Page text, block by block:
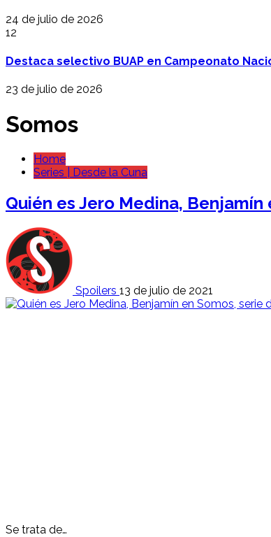
24 de julio de 2026
12
Destaca selectivo BUAP en Campeonato
23 de julio de 2026
Somos
Home
Series | Desde la Cuna
Quién es Jero Medina,
Spoilers 13 de julio de 2021
Se trata de…